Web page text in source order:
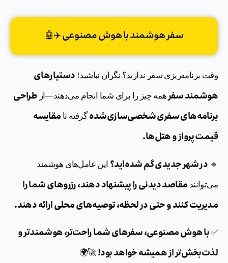
سفر هوشمند با هوش مصنوعی ✈️🤖
وقت برنامه‌ریزی سفر ندارید؟ نگران نباشید! دستیارهای
هوشمند سفر همه چیز را برای شما انجام می‌دهند—از طراحی
برنامه‌های سفری شخصی‌سازی‌شده گرفته تا مقایسه
قیمت پرواز و هتل‌ها.
🔹 در شهر جدیدی گم شده‌اید؟ این عامل‌های هوشمند
می‌توانند مقاصد دیدنی را پیشنهاد دهند، رزروهای شما را
مدیریت کنند و حتی در لحظه، توصیه‌های محلی ارائه دهند.
✅ با هوش مصنوعی، سفرهای شما راحت‌تر، هوشمندتر و
لذت‌بخش‌تر از همیشه خواهد بود! 🚀🌍